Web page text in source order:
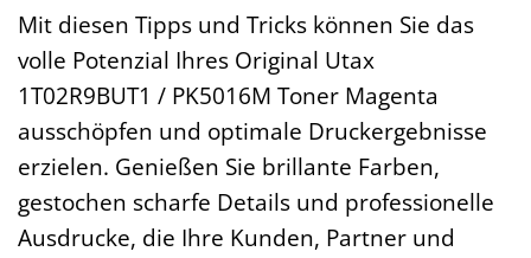
Mit diesen Tipps und Tricks können Sie das
volle Potenzial Ihres Original Utax
1T02R9BUT1 / PK5016M Toner Magenta
ausschöpfen und optimale Druckergebnisse
erzielen. Genießen Sie brillante Farben,
gestochen scharfe Details und professionelle
Ausdrucke, die Ihre Kunden, Partner und